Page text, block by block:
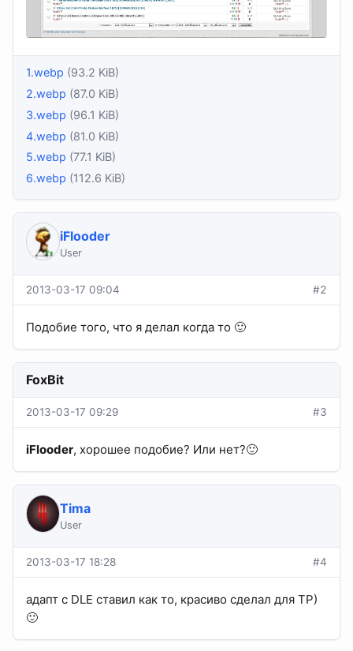
1.webp (93.2 KiB)
2.webp (87.0 KiB)
3.webp (96.1 KiB)
4.webp (81.0 KiB)
5.webp (77.1 KiB)
6.webp (112.6 KiB)
iFlooder
User
2013-03-17 09:04 #2
Подобие того, что я делал когда то 🙂
FoxBit
2013-03-17 09:29 #3
iFlooder, хорошее подобие? Или нет?🙂
Tima
User
2013-03-17 18:28 #4
адапт с DLE ставил как то, красиво сделал для ТР)
🙂